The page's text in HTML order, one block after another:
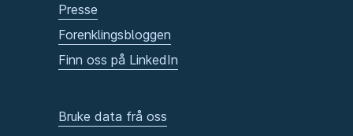
Presse
Forenklingsbloggen
Finn oss på LinkedIn
Bruke data frå oss